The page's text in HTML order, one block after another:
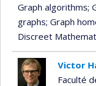
Graph algorithms;
graphs; Graph
Discreet
Victor
Faculté